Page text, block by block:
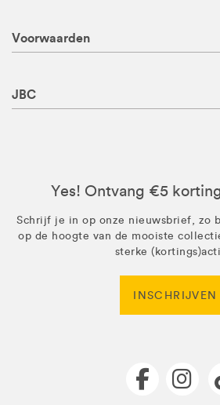
Voorwaarden
JBC
Yes! Ontvang €5
Schrijf je in op onze nieuwsbrief, zo
op de hoogte van de mooiste
sterke
INSCHRIJVEN